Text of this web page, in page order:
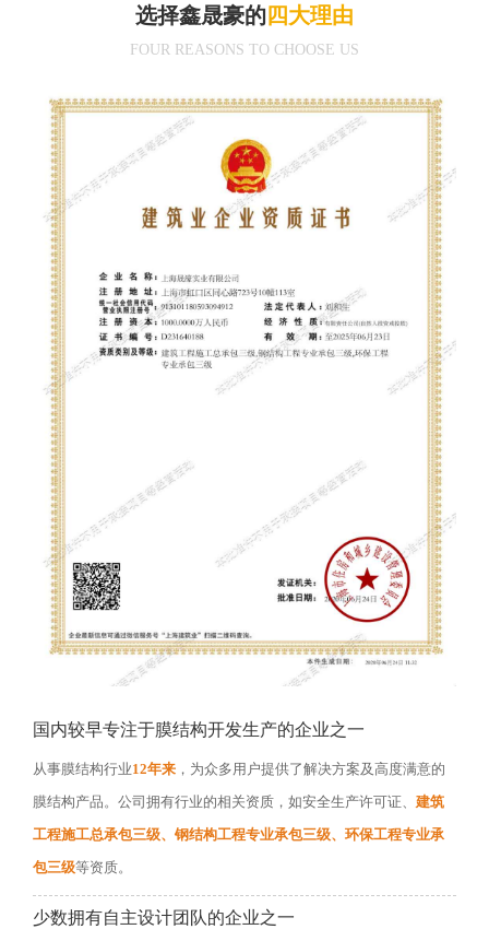
选择鑫晟豪的 四大理由
FOUR REASONS TO CHOOSE US
国内较早专注于膜结构开发生产的企业之一
从事膜结构行业12年来 ，为众多用户提供了解决方案及高度满意的
膜结构产品。公司拥有行业的相关资质，如安全生产许可证、 建筑
工程施工总承包三级、钢结构工程专业承包三级、环保工程专业承
包三级等资质。
少数拥有自主设计团队的企业之一